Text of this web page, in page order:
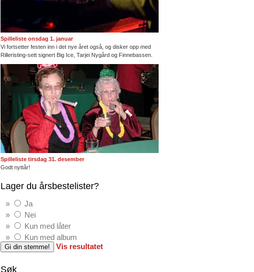
Spilleliste onsdag 1. januar
Vi fortsetter festen inn i det nye året også, og disker opp med
Rilleristing-sett signert Big Ice, Tarjei Nygård og Finnebassen.
Spilleliste tirsdag 31. desember
Godt nyttår!
Lager du årsbestelister?
Ja
Nei
Kun med låter
Kun med album
Vis resultatet
Søk